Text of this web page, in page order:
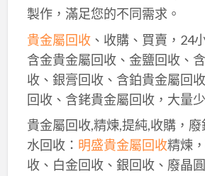
製作，滿足您的不同需求。
貴金屬回收、收購、買賣，24
含金貴金屬回收、金鹽回收、
收、銀膏回收、含鉑貴金屬回
回收、含銠貴金屬回收，大量
貴金屬回收,精煉,提純,收購，
水回收： 明盛貴金屬回收精煉
收、白金回收、銀回收、廢晶